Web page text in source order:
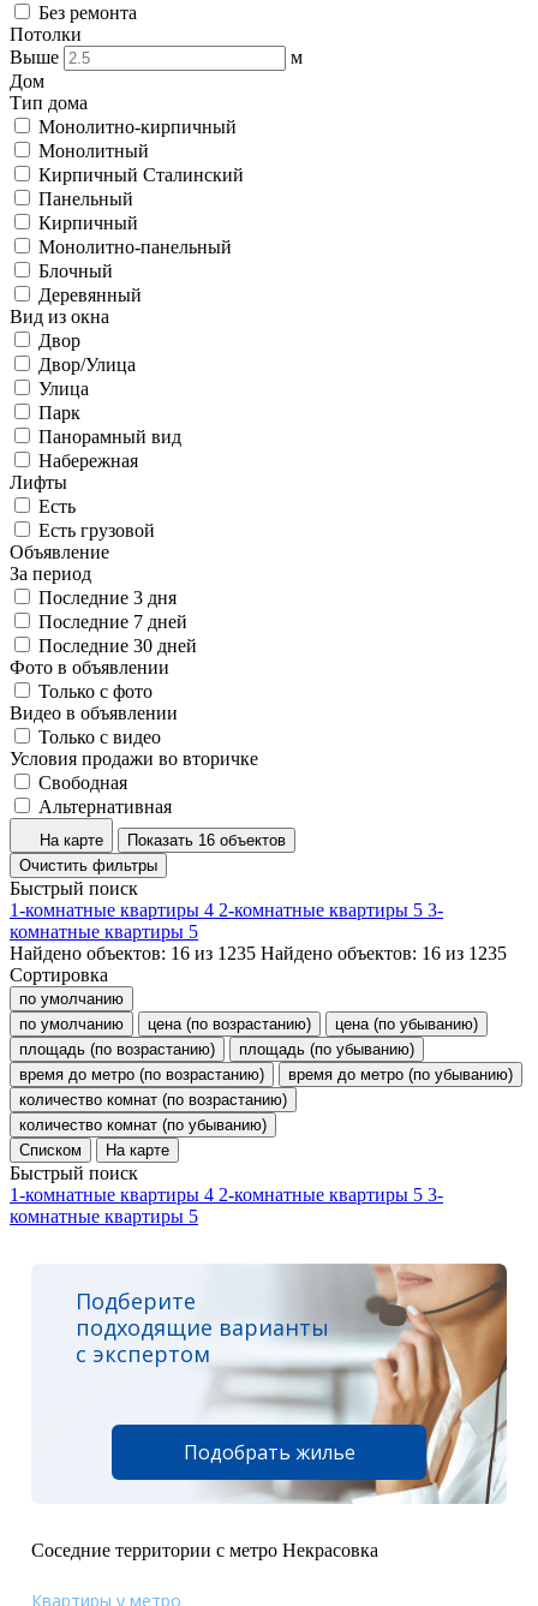
Без ремонта
Потолки
Выше
м
Дом
Тип дома
Монолитно-кирпичный
Монолитный
Кирпичный Сталинский
Панельный
Кирпичный
Монолитно-панельный
Блочный
Деревянный
Вид из окна
Двор
Двор/Улица
Улица
Парк
Панорамный вид
Набережная
Лифты
Есть
Есть грузовой
Объявление
За период
Последние 3 дня
Последние 7 дней
Последние 30 дней
Фото в объявлении
Только с фото
Видео в объявлении
Только с видео
Условия продажи во вторичке
Свободная
Альтернативная
На карте
Показать 16 объектов
Очистить фильтры
Быстрый поиск
1-комнатные квартиры 4 2-комнатные квартиры 5 3-
комнатные квартиры 5
Найдено объектов: 16 из 1235 Найдено объектов: 16 из 1235
Сортировка
по умолчанию
по умолчанию
цена (по возрастанию)
цена (по убыванию)
площадь (по возрастанию)
площадь (по убыванию)
время до метро (по возрастанию)
время до метро (по убыванию)
количество комнат (по возрастанию)
количество комнат (по убыванию)
Списком
На карте
Быстрый поиск
1-комнатные квартиры 4 2-комнатные квартиры 5 3-
комнатные квартиры 5
Подберите
подходящие варианты
с экспертом
Подобрать жилье
Соседние территории с метро Некрасовка
Квартиры у метро